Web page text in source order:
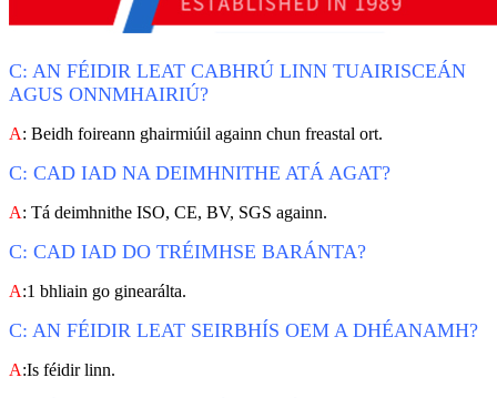
C: AN FÉIDIR LEAT CABHRÚ LINN TUAIRISCEÁN
AGUS ONNMHAIRIÚ?
A: Beidh foireann ghairmiúil againn chun freastal ort.
C: CAD IAD NA DEIMHNITHE ATÁ AGAT?
A: Tá deimhnithe ISO, CE, BV, SGS againn.
C: CAD IAD DO TRÉIMHSE BARÁNTA?
A:1 bhliain go ginearálta.
C: AN FÉIDIR LEAT SEIRBHÍS OEM A DHÉANAMH?
A:Is féidir linn.